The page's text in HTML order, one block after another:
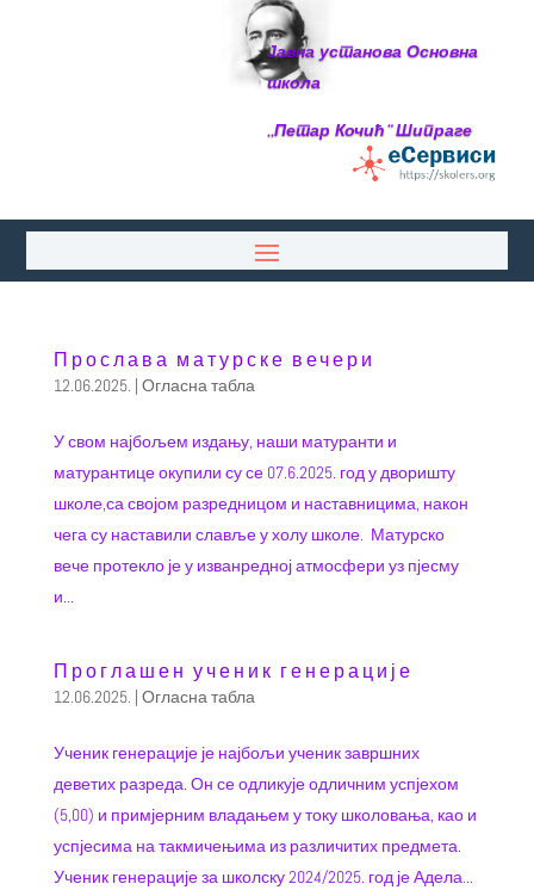
Јавна установа Основна
школа
,,Петар Кочић“ Шипраге
Прослава матурске вечери
12.06.2025. | Огласна табла
У свом најбољем издању, наши матуранти и
матурантице окупили су се 07.6.2025. год у дворишту
школе,са својом разредницом и наставницима, након
чега су наставили славље у холу школе. Матурско
вече протекло је у изванредној атмосфери уз пјесму
и...
Проглашен ученик генерације
12.06.2025. | Огласна табла
Ученик генерације је најбољи ученик завршних
деветих разреда. Он се одликује одличним успјехом
(5,00) и примјерним владањем у току школовања, као и
успјесима на такмичењима из различитих предмета.
Ученик генерације за школску 2024/2025. год је Адела...